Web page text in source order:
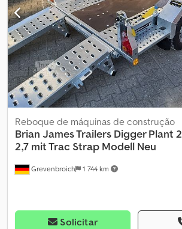
Grevenbroich 1 744 km
Reboque de máquinas de construção
Brian James Trailers Digger Plant 2
2,7 mit Trac Strap Modell Neu
Solicitar